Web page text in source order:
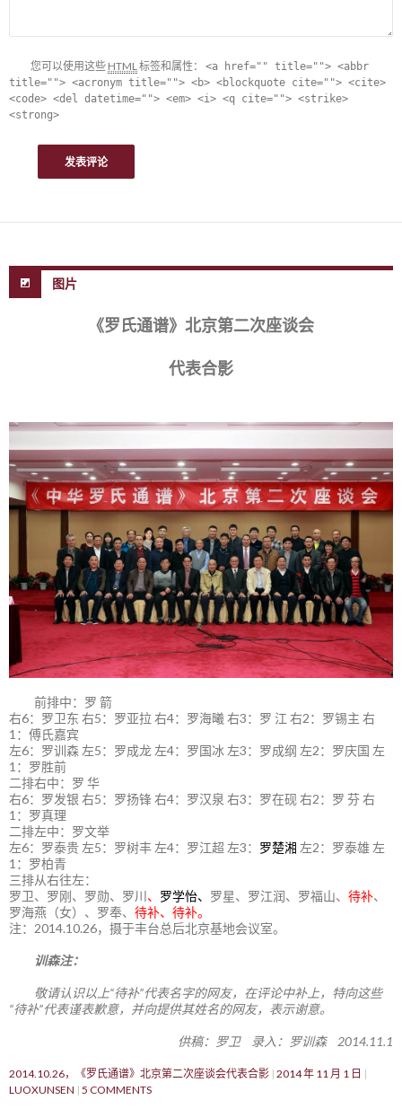
您可以使用这些 HTML标签和属性： <a href="" title=""> <abbr
title=""> <acronym title=""> <b> <blockquote cite=""> <cite>
<code> <del datetime=""> <em> <i> <q cite=""> <strike>
<strong>
图片
《罗氏通谱》北京第二次座谈会
代表合影
前排中：罗 箭
右6：罗卫东 右5：罗亚拉 右4：罗海曦 右3：罗 江 右2：罗锡主 右
1：傅氏嘉宾
左6：罗训森 左5：罗成龙 左4：罗国冰 左3：罗成纲 左2：罗庆国 左
1：罗胜前
二排右中：罗 华
右6：罗发银 右5：罗扬锋 右4：罗汉泉 右3：罗在砚 右2：罗 芬 右
1：罗真理
二排左中：罗文举
左6：罗泰贵 左5：罗树丰 左4：罗江超 左3： 罗楚湘 左2：罗泰雄 左
1：罗柏青
三排从右往左：
罗卫、罗刚、罗勋、罗川 、 罗学怡、 罗星、罗江润、罗福山、 待补、
罗海燕（女）、罗奉、 待补、待补。
注：2014.10.26，摄于丰台总后北京基地会议室。
训森注：
敬请认识以上“待补”代表名字的网友，在评论中补上，特向这些
“待补”代表谨表歉意，并向提供其姓名的网友，表示谢意。
供稿：罗卫 录入：罗训森 2014.11.1
2014.10.26，《罗氏通谱》北京第二次座谈会代表合影 2014 年 11 月 1 日
LUOXUNSEN 5 COMMENTS